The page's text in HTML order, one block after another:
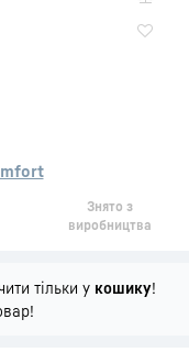
Знято з
виробництва
тільки у кошику!